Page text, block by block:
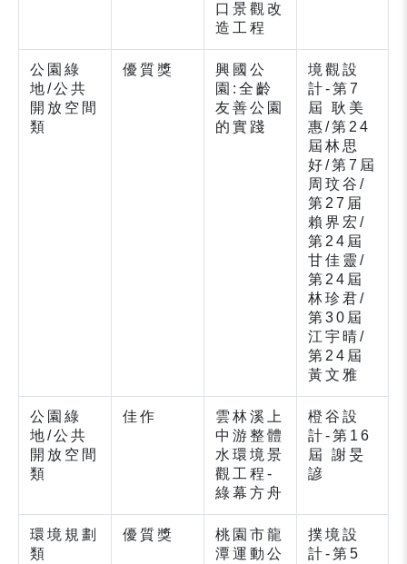
口景觀改
造工程
公園綠
地/公共
開放空間
類
優質獎
興國公
園:全齡
友善公園
的實踐
境觀設
計-第7
屆 耿美
惠/第24
屆林思
好/第7屆
周玟谷/
第27届
賴界宏/
第24屆
甘佳靈/
第24屆
林珍君/
第30屆
江宇晴/
第24屆
黃文雅
公園綠
地/公共
開放空間
類
佳作
雲林溪上
中游整體
水環境景
觀工程-
綠幕方舟
橙谷設
計-第16
屆 謝旻
諺
環境規劃
類
優質獎
桃園市龍
潭運動公
撲境設
計-第5